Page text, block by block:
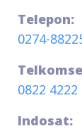
Telepon:
0274-
0822 4222
Indosat: